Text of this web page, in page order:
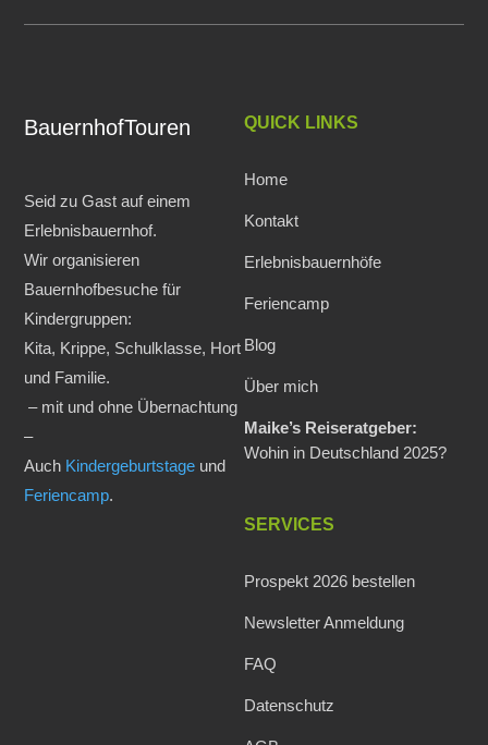
BauernhofTouren
Seid zu Gast auf einem
Erlebnisbauernhof.
Wir organisieren
Bauernhofbesuche für
Kindergruppen:
Kita, Krippe, Schulklasse, Hort
und Familie.
– mit und ohne Übernachtung
–
Auch Kindergeburtstage und
Feriencamp.
QUICK LINKS
Home
Kontakt
Erlebnisbauernhöfe
Feriencamp
Blog
Über mich
Maike’s Reiseratgeber:
Wohin in Deutschland 2025?
SERVICES
Prospekt 2026 bestellen
Newsletter Anmeldung
FAQ
Datenschutz